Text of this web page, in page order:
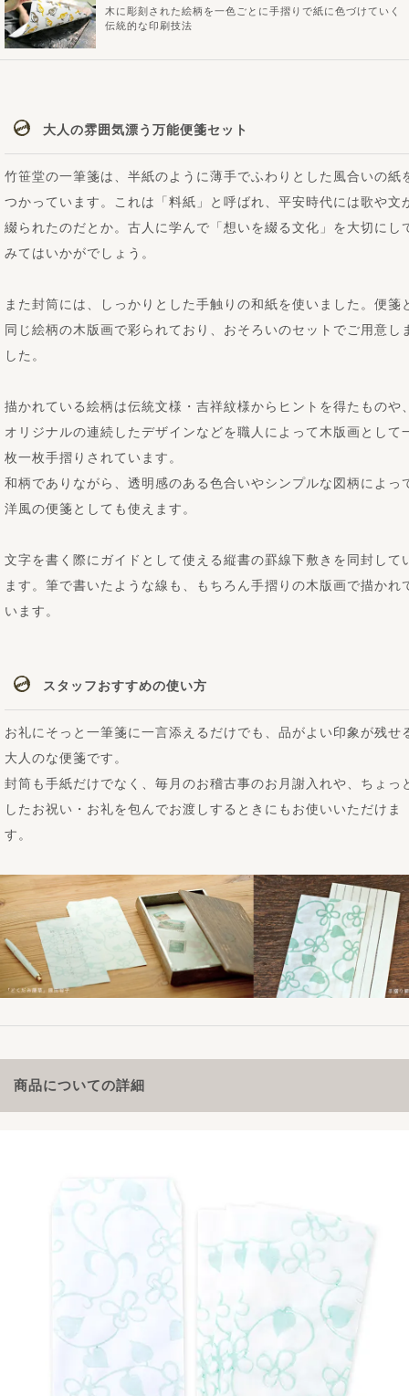
木に彫刻された絵柄を一色ごとに手摺りで紙に色づけていく
伝統的な印刷技法
大人の雰囲気漂う万能便箋セット
竹笹堂の一筆箋は、半紙のように薄手でふわりとした風合いの紙
つかっています。これは「料紙」と呼ばれ、平安時代には歌や文
綴られたのだとか。古人に学んで「想いを綴る文化」を大切にし
みてはいかがでしょう。
また封筒には、しっかりとした手触りの和紙を使いました。便箋
同じ絵柄の木版画で彩られており、おそろいのセットでご用意し
した。
描かれている絵柄は伝統文様・吉祥紋様からヒントを得たものや
オリジナルの連続したデザインなどを職人によって木版画として
枚一枚手摺りされています。
和柄でありながら、透明感のある色合いやシンプルな図柄によっ
洋風の便箋としても使えます。
文字を書く際にガイドとして使える縦書の罫線下敷きを同封して
ます。筆で書いたような線も、もちろん手摺りの木版画で描かれ
います。
スタッフおすすめの使い方
お礼にそっと一筆箋に一言添えるだけでも、品がよい印象が残せ
大人のな便箋です。
封筒も手紙だけでなく、毎月のお稽古事のお月謝入れや、ちょっ
したお祝い・お礼を包んでお渡しするときにもお使いいただけま
す。
商品についての詳細